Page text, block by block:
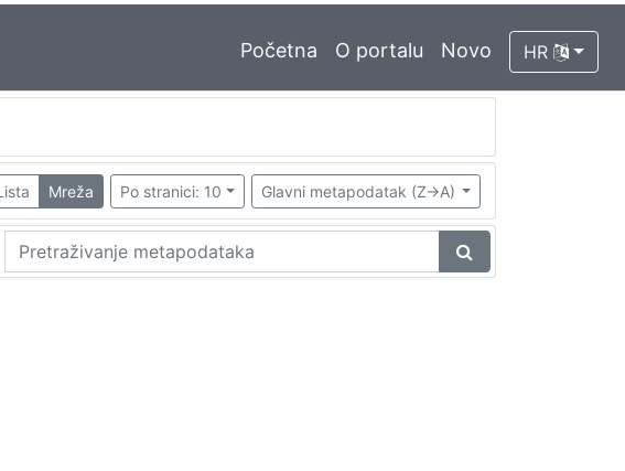
Početna O portalu Novo HR
Mreža Po stranici: 10 Glavni metapodatak (Z->A)